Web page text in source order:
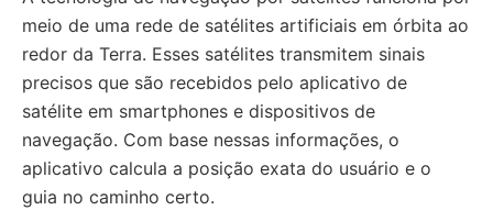
meio de uma rede de satélites artificiais em órbita ao
redor da Terra. Esses satélites transmitem sinais
precisos que são recebidos pelo aplicativo de
satélite em smartphones e dispositivos de
navegação. Com base nessas informações, o
aplicativo calcula a posição exata do usuário e o
guia no caminho certo.